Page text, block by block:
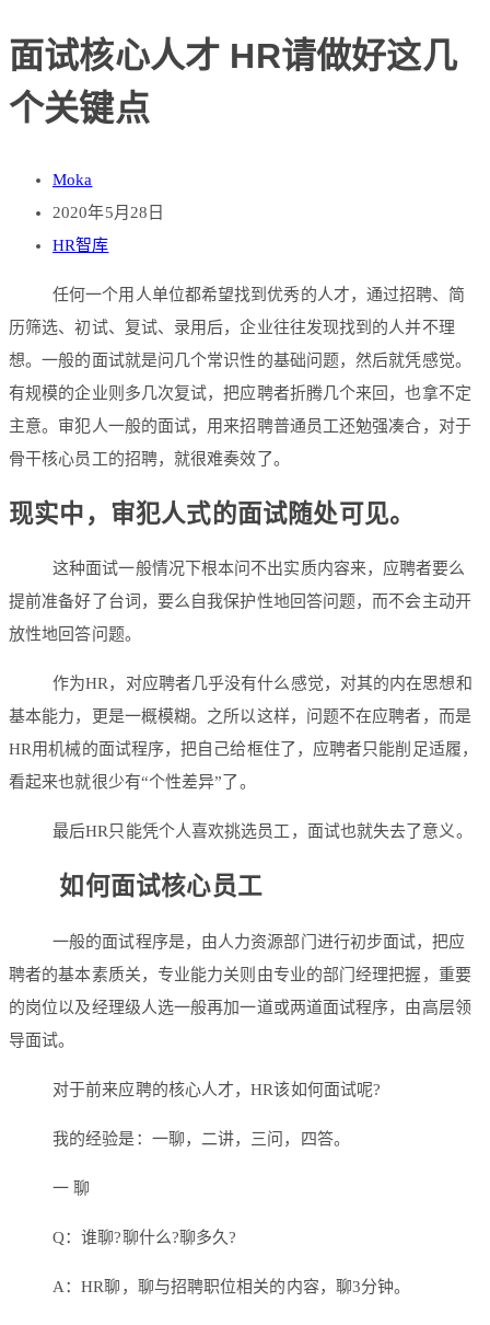
面试核心人才 HR请做好这几
个关键点
Moka
2020年5月28日
HR智库
任何一个用人单位都希望找到优秀的人才，通过招聘、简
历筛选、初试、复试、录用后，企业往往发现找到的人并不理
想。一般的面试就是问几个常识性的基础问题，然后就凭感觉。
有规模的企业则多几次复试，把应聘者折腾几个来回，也拿不定
主意。审犯人一般的面试，用来招聘普通员工还勉强凑合，对于
骨干核心员工的招聘，就很难奏效了。
现实中，审犯人式的面试随处可见。
这种面试一般情况下根本问不出实质内容来，应聘者要么
提前准备好了台词，要么自我保护性地回答问题，而不会主动开
放性地回答问题。
作为HR，对应聘者几乎没有什么感觉，对其的内在思想和
基本能力，更是一概模糊。之所以这样，问题不在应聘者，而是
HR用机械的面试程序，把自己给框住了，应聘者只能削足适履，
看起来也就很少有“个性差异”了。
最后HR只能凭个人喜欢挑选员工，面试也就失去了意义。
如何面试核心员工
一般的面试程序是，由人力资源部门进行初步面试，把应
聘者的基本素质关，专业能力关则由专业的部门经理把握，重要
的岗位以及经理级人选一般再加一道或两道面试程序，由高层领
导面试。
对于前来应聘的核心人才，HR该如何面试呢?
我的经验是：一聊，二讲，三问，四答。
一 聊
Q：谁聊?聊什么?聊多久?
A：HR聊，聊与招聘职位相关的内容，聊3分钟。